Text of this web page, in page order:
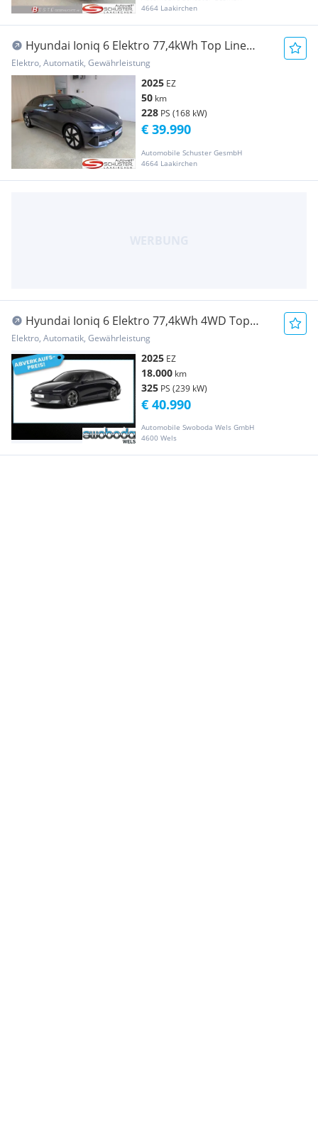
4664 Laakirchen
Hyundai Ioniq 6 Elektro 77,4kWh Top Line
Long Range Aut.
Elektro, Automatik, Gewährleistung
2025 EZ
50 km
228 PS (168 kW)
Automobile Schuster GesmbH
4664 Laakirchen
€ 39.990
Hyundai Ioniq 6 Elektro 77,4kWh 4WD Top
Line Long Range...
Elektro, Automatik, Gewährleistung
2025 EZ
18.000 km
325 PS (239 kW)
Automobile Swoboda Wels GmbH
4600 Wels
€ 40.990